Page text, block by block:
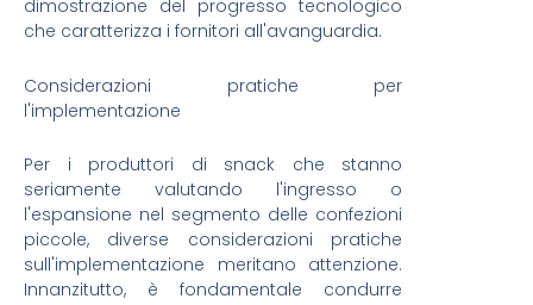
dimostrazione del progresso tecnologico
che caratterizza i fornitori all'avanguardia.
Considerazioni pratiche per
l'implementazione
Per i produttori di snack che stanno
seriamente valutando l'ingresso o
l'espansione nel segmento delle confezioni
piccole, diverse considerazioni pratiche
sull'implementazione meritano attenzione.
Innanzitutto, è fondamentale condurre